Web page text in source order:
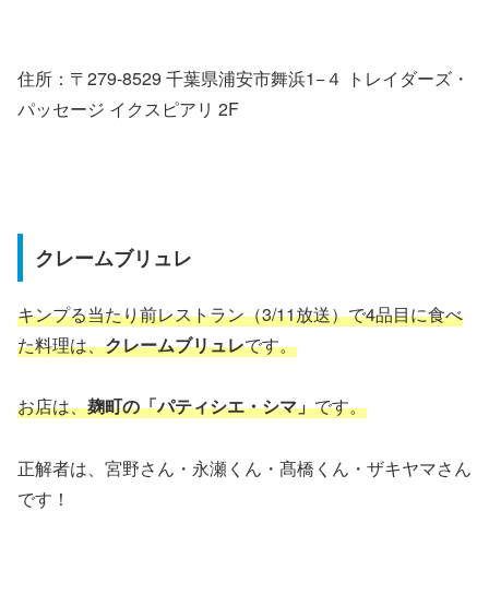
住所：〒279-8529 千葉県浦安市舞浜1−４ トレイダーズ・
パッセージ イクスピアリ 2F
クレームブリュレ
キンプる当たり前レストラン（3/11放送）で4品目に食べ
た料理は、クレームブリュレです。
お店は、麹町の「パティシエ・シマ」です。
正解者は、宮野さん・永瀬くん・髙橋くん・ザキヤマさん
です！